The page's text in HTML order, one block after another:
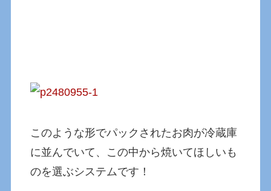
このような形でパックされたお肉が冷蔵庫
に並んでいて、この中から焼いてほしいも
のを選ぶシステムです！